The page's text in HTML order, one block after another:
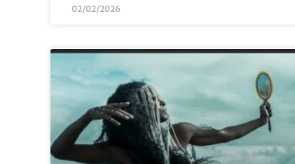
02/02/2026